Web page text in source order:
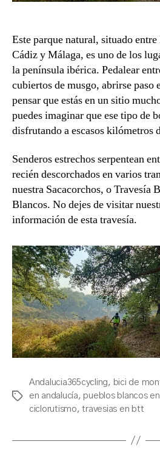
Este parque natural, situado
Cádiz y Málaga, es uno de los
la península ibérica. Pedalear
cubiertos de musgo, abrirse paso
pensar que estás en un sitio
puedes imaginar que ese tipo de
disfrutando a escasos kilómetros
Senderos estrechos serpentean
recién descorchados en varios
nuestra Sacacorchos, o Travesía
Blancos. No dejes de visitar
información de esta travesía.
Tags
Andalucia365cycling, bici de
en andalucía, pueblos blancos
ciclorutismo,travesias en btt